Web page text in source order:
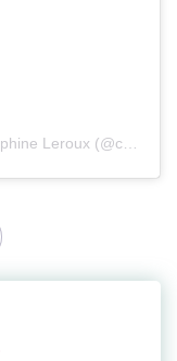
Une publication partagée par Coézi_Delphine Leroux (@coezidelphineleroux)